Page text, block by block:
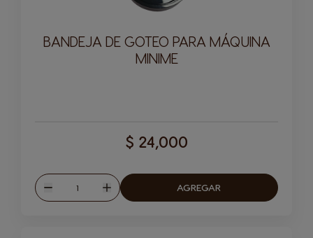
BANDEJA DE GOTEO PARA MÁQUINA
MINIME
$ 24,000
Disminuir
Cantitad
Aumentar
AGREGAR